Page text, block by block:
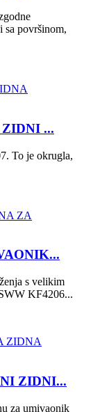
sa površinom,
...
To je okrugla,
s velikim
KF4206...
ZIDNI...
za umivaonik